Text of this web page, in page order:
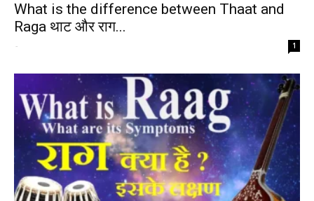
What is the difference between Thaat and
Raga थाट और राग...
- 1